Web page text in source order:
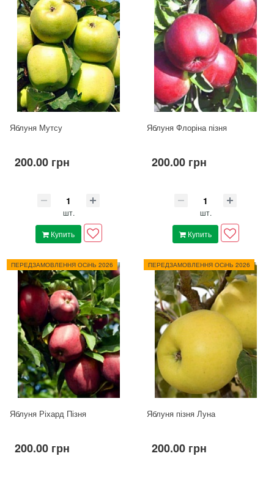
Яблуня Мутсу
200.00 грн
шт.
Купить
Яблуня Флоріна пізня
200.00 грн
шт.
Купить
ПЕРЕДЗАМОВЛЕННЯ ОСіНЬ 2026
Яблуня Ріхард Пізня
200.00 грн
ПЕРЕДЗАМОВЛЕННЯ ОСіНЬ 2026
Яблуня пізня Луна
200.00 грн